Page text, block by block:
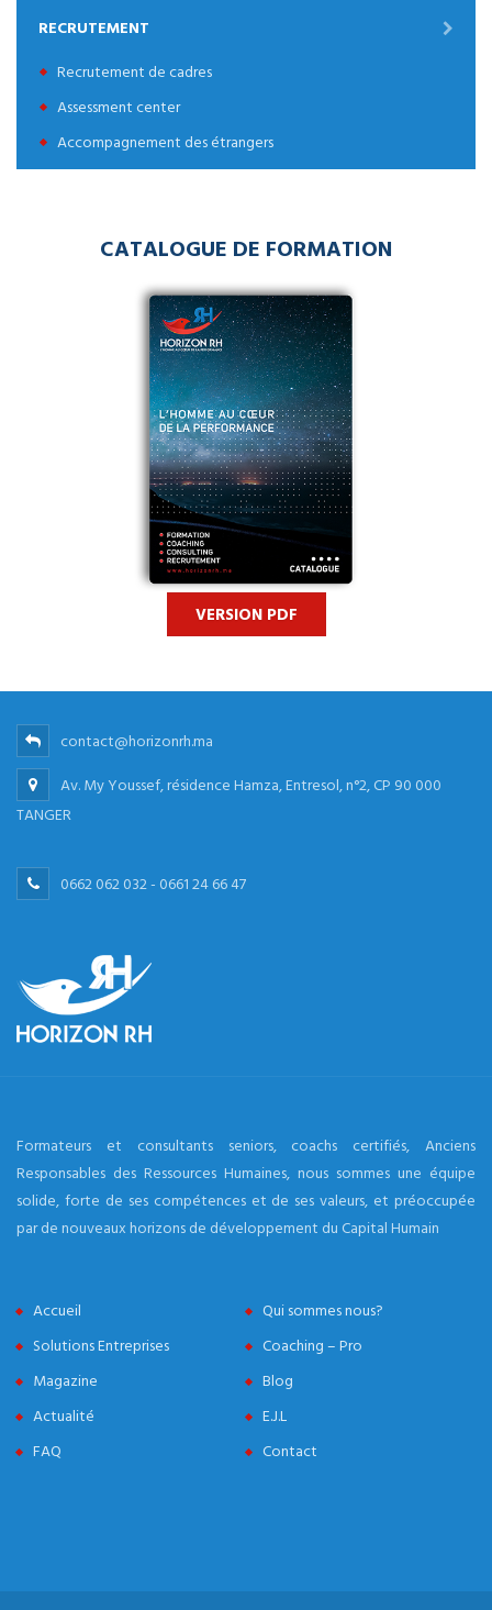
RECRUTEMENT
Recrutement de cadres
Assessment center
Accompagnement des étrangers
CATALOGUE DE FORMATION
VERSION PDF
contact@horizonrh.ma
Av. My Youssef, résidence Hamza, Entresol, n°2, CP 90 000
TANGER
0662 062 032 - 0661 24 66 47
Formateurs et consultants seniors, coachs certifiés, Anciens
Responsables des Ressources Humaines, nous sommes une équipe
solide, forte de ses compétences et de ses valeurs, et préoccupée
par de nouveaux horizons de développement du Capital Humain
Accueil
Qui sommes nous?
Solutions Entreprises
Coaching – Pro
Magazine
Blog
Actualité
E.J.L
FAQ
Contact